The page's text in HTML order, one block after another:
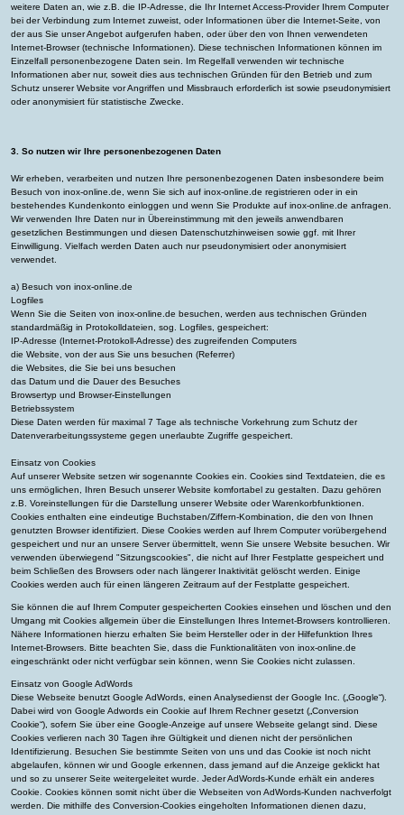
weitere Daten an, wie z.B. die IP-Adresse, die Ihr Internet Access-Provider Ihrem Computer
bei der Verbindung zum Internet zuweist, oder Informationen über die Internet-Seite, von
der aus Sie unser Angebot aufgerufen haben, oder über den von Ihnen verwendeten
Internet-Browser (technische Informationen). Diese technischen Informationen können im
Einzelfall personenbezogene Daten sein. Im Regelfall verwenden wir technische
Informationen aber nur, soweit dies aus technischen Gründen für den Betrieb und zum
Schutz unserer Website vor Angriffen und Missbrauch erforderlich ist sowie pseudonymisiert
oder anonymisiert für statistische Zwecke.
3. So nutzen wir Ihre personenbezogenen Daten
Wir erheben, verarbeiten und nutzen Ihre personenbezogenen Daten insbesondere beim
Besuch von inox-online.de, wenn Sie sich auf inox-online.de registrieren oder in ein
bestehendes Kundenkonto einloggen und wenn Sie Produkte auf inox-online.de anfragen.
Wir verwenden Ihre Daten nur in Übereinstimmung mit den jeweils anwendbaren
gesetzlichen Bestimmungen und diesen Datenschutzhinweisen sowie ggf. mit Ihrer
Einwilligung. Vielfach werden Daten auch nur pseudonymisiert oder anonymisiert
verwendet.
a) Besuch von inox-online.de
Logfiles
Wenn Sie die Seiten von inox-online.de besuchen, werden aus technischen Gründen
standardmäßig in Protokolldateien, sog. Logfiles, gespeichert:
IP-Adresse (Internet-Protokoll-Adresse) des zugreifenden Computers
die Website, von der aus Sie uns besuchen (Referrer)
die Websites, die Sie bei uns besuchen
das Datum und die Dauer des Besuches
Browsertyp und Browser-Einstellungen
Betriebssystem
Diese Daten werden für maximal 7 Tage als technische Vorkehrung zum Schutz der
Datenverarbeitungssysteme gegen unerlaubte Zugriffe gespeichert.
Einsatz von Cookies
Auf unserer Website setzen wir sogenannte Cookies ein. Cookies sind Textdateien, die es
uns ermöglichen, Ihren Besuch unserer Website komfortabel zu gestalten. Dazu gehören
z.B. Voreinstellungen für die Darstellung unserer Website oder Warenkorbfunktionen.
Cookies enthalten eine eindeutige Buchstaben/Ziffern-Kombination, die den von Ihnen
genutzten Browser identifiziert. Diese Cookies werden auf Ihrem Computer vorübergehend
gespeichert und nur an unsere Server übermittelt, wenn Sie unsere Website besuchen. Wir
verwenden überwiegend "Sitzungscookies", die nicht auf Ihrer Festplatte gespeichert und
beim Schließen des Browsers oder nach längerer Inaktivität gelöscht werden. Einige
Cookies werden auch für einen längeren Zeitraum auf der Festplatte gespeichert.
Sie können die auf Ihrem Computer gespeicherten Cookies einsehen und löschen und den
Umgang mit Cookies allgemein über die Einstellungen Ihres Internet-Browsers kontrollieren.
Nähere Informationen hierzu erhalten Sie beim Hersteller oder in der Hilfefunktion Ihres
Internet-Browsers. Bitte beachten Sie, dass die Funktionalitäten von inox-online.de
eingeschränkt oder nicht verfügbar sein können, wenn Sie Cookies nicht zulassen.
Einsatz von Google AdWords
Diese Webseite benutzt Google AdWords, einen Analysedienst der Google Inc. („Google“).
Dabei wird von Google Adwords ein Cookie auf Ihrem Rechner gesetzt („Conversion
Cookie“), sofern Sie über eine Google-Anzeige auf unsere Webseite gelangt sind. Diese
Cookies verlieren nach 30 Tagen ihre Gültigkeit und dienen nicht der persönlichen
Identifizierung. Besuchen Sie bestimmte Seiten von uns und das Cookie ist noch nicht
abgelaufen, können wir und Google erkennen, dass jemand auf die Anzeige geklickt hat
und so zu unserer Seite weitergeleitet wurde. Jeder AdWords-Kunde erhält ein anderes
Cookie. Cookies können somit nicht über die Webseiten von AdWords-Kunden nachverfolgt
werden. Die mithilfe des Conversion-Cookies eingeholten Informationen dienen dazu,